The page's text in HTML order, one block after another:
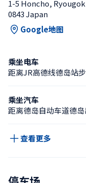
1-5 Honcho,
0843 Japan
Google地图
乘坐电车
距离JR高德线德岛站
乘坐汽车
距离德岛自动车道德
查看更多